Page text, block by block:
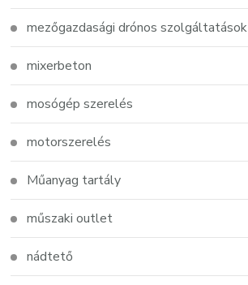
mezőgazdasági drónos szolgáltatások
mixerbeton
mosógép szerelés
motorszerelés
Műanyag tartály
műszaki outlet
nádtető